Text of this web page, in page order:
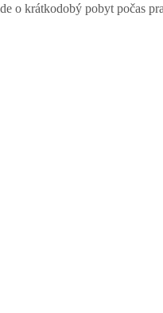
o krátkodobý pobyt počas